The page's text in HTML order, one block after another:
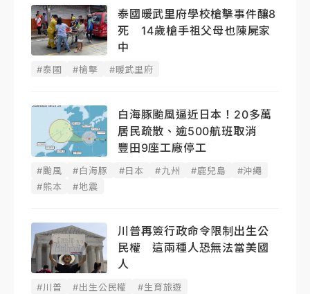
泰國暖武里府學校槍擊事件釀8
死 14歲槍手祖父母也陳屍家
中
#泰國 #槍擊 #暖武里府
白海豚颱風逼近日本！20多萬
居民疏散、逾500航班取消
豐田9座工廠停工
#颱風 #白海豚 #日本 #九州 #鹿兒島
#沖繩
#熊本
#地震
川普再簽行政命令限制出生公
民權 這兩種人恐無法當美國
人
#川普 #出生公民權 #生育旅遊